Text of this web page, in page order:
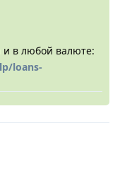
и в любой валюте:
loans-